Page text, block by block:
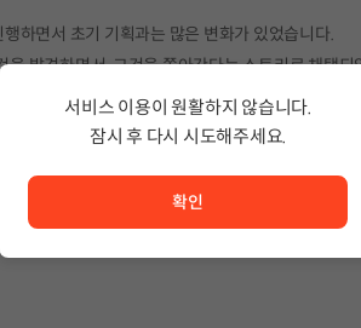
하면서 초기 기획과는 많은 변화가 있었습니다.
발견하면서, 그것을 쫓아간다는 스토리로 채택되
볼 수 있게 된 주인공의 모습을 엔딩으로 담아내고
구현하지 못했습니다ㅠㅠㅠ 너무 아쉽네요.
서비스 이용이 원활하지 않습니다.
잠시 후 다시 시도해주세요.
확인